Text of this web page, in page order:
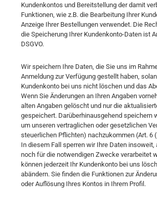
Kundenkontos und Bereitstellung der damit
Funktionen, wie z.B. die Bearbeitung Ihrer
Anzeige Ihrer Bestellungen verwendet. Die
die Speicherung Ihrer Kundenkonto-Daten ist
DSGVO.
Wir speichern Ihre Daten, die Sie uns im
Anmeldung zur Verfügung gestellt haben,
Kundenkonto bei uns nicht löschen und das
Wenn Sie Änderungen an Ihren Angaben
alten Angaben gelöscht und nur die
gespeichert. Darüberhinausgehend speichern
um unseren vertraglichen oder gesetzlichen
steuerlichen Pflichten) nachzukommen (Art. 6
In diesem Fall sperren wir Ihre Daten insoweit,
noch für die notwendigen Zwecke verarbeitet
können jederzeit Ihr Kundenkonto bei uns
abändern. Sie finden die Funktionen zur
oder Auflösung Ihres Kontos in Ihrem Profil.